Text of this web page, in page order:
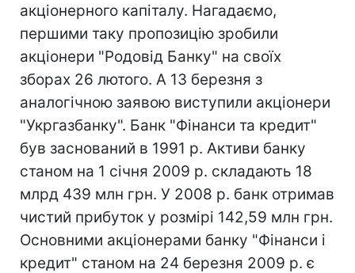
акціонерного капіталу. Нагадаємо,
першими таку пропозицію зробили
акціонери "Родовід Банку" на своїх
зборах 26 лютого. А 13 березня з
аналогічною заявою виступили акціонери
"Укргазбанку". Банк "Фінанси та кредит"
був заснований в 1991 р. Активи банку
станом на 1 січня 2009 р. складають 18
млрд 439 млн грн. У 2008 р. банк отримав
чистий прибуток у розмірі 142,59 млн грн.
Основними акціонерами банку "Фінанси і
кредит" станом на 24 березня 2009 р. є